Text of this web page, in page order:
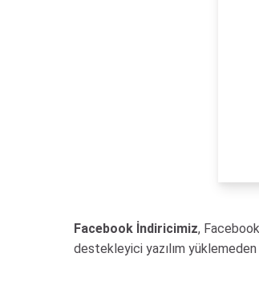
Facebook İndiricimiz,
destekleyici yazılım